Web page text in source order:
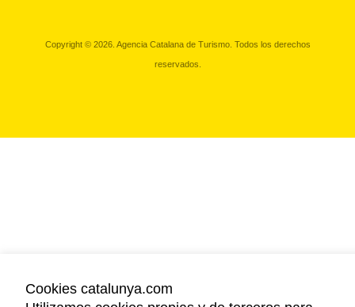
Copyright © 2026. Agencia Catalana de Turismo. Todos los derechos
reservados.
Cookies catalunya.com